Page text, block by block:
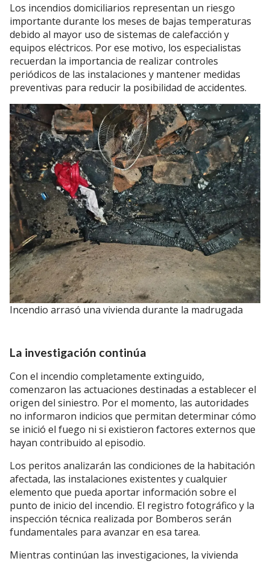
Los incendios domiciliarios representan un riesgo
importante durante los meses de bajas temperaturas
debido al mayor uso de sistemas de calefacción y
equipos eléctricos. Por ese motivo, los especialistas
recuerdan la importancia de realizar controles
periódicos de las instalaciones y mantener medidas
preventivas para reducir la posibilidad de accidentes.
Incendio arrasó una vivienda durante la madrugada
La investigación continúa
Con el incendio completamente extinguido,
comenzaron las actuaciones destinadas a establecer el
origen del siniestro. Por el momento, las autoridades
no informaron indicios que permitan determinar cómo
se inició el fuego ni si existieron factores externos que
hayan contribuido al episodio.
Los peritos analizarán las condiciones de la habitación
afectada, las instalaciones existentes y cualquier
elemento que pueda aportar información sobre el
punto de inicio del incendio. El registro fotográfico y la
inspección técnica realizada por Bomberos serán
fundamentales para avanzar en esa tarea.
Mientras continúan las investigaciones, la vivienda